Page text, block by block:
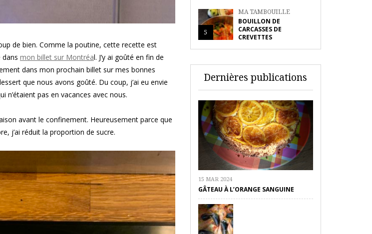
de bien. Comme la poutine, cette recette est
mon billet sur Montréal. J’y ai goûté en fin de
dans mon prochain billet sur mes bonnes
que nous avons goûté. Du coup, j’ai eu envie
pas en vacances avec nous.
avant le confinement. Heureusement parce que
j’ai réduit la proportion de sucre.
5
MA TAMBOUILLE
BOUILLON DE
CARCASSES DE
CREVETTES
Dernières publications
15 MAR 2024
GÂTEAU À L’ORANGE SANGUINE